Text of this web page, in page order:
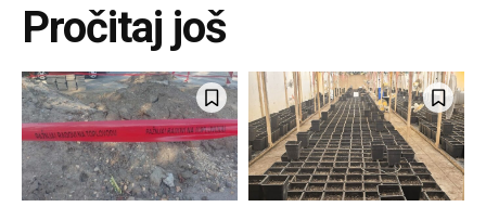
Pročitaj još